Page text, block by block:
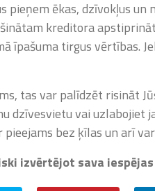
pieņem ēkas, dzīvokļus
kreditora
īpašuma tirgus vērtības.
tas var palīdzēt risināt
dzīvesvietu vai
bez ķīlas un arī
izvērtējot sava